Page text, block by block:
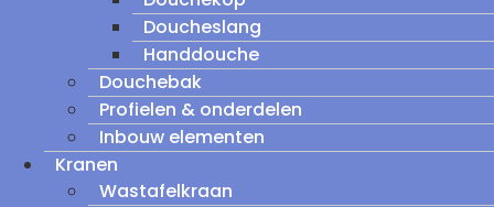
Doucheslang
Handdouche
Douchebak
Profielen & onderdelen
Inbouw elementen
Kranen
Wastafelkraan